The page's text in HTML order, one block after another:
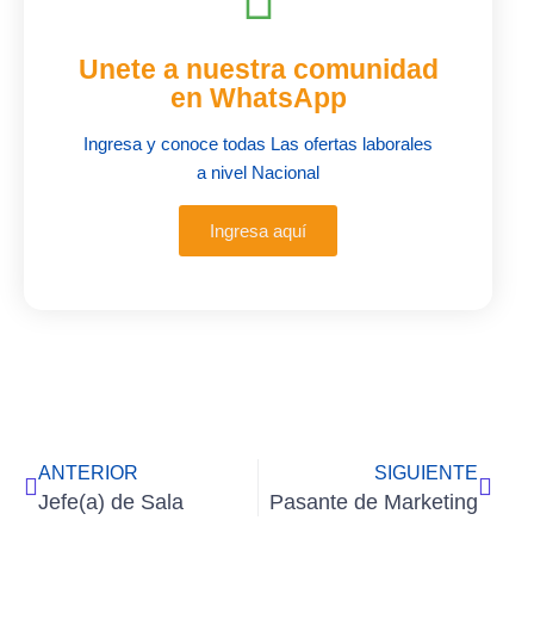
Unete a nuestra comunidad
en WhatsApp
Ingresa y conoce todas Las ofertas laborales
a nivel Nacional
Ingresa aquí
ANTERIOR
Jefe(a) de Sala
SIGUIENTE
Pasante de Marketing